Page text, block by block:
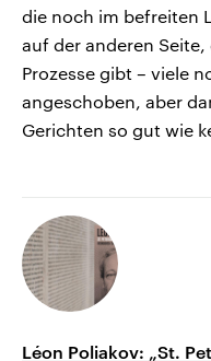
die noch im befreiten
auf der anderen Seite,
Prozesse gibt – viele
angeschoben, aber
Gerichten so gut wie
Léon Poliakov: „St.